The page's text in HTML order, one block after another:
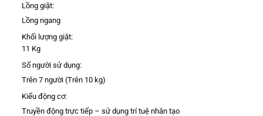
Lồng giặt:
Lồng ngang
Khối lượng giặt:
11 Kg
Số người sử dụng:
Trên 7 người (Trên 10 kg)
Kiểu động cơ:
Truyền động trực tiếp – sử dụng trí tuệ nhân tạo